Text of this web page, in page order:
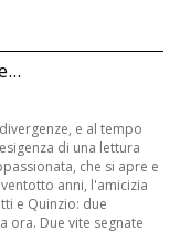
e al tempo
di una lettura
che si apre e
anni, l'amicizia
e Quinzio: due
ora. Due vite segnate